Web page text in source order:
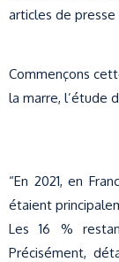
articles de
Commençons
la marre, l’étude
“En 2021, en
étaient
Les 16 %
Précisément,